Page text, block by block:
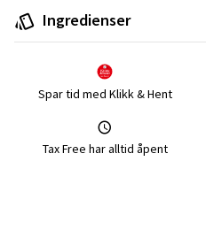
Ingredienser
Spar tid med Klikk & Hent
Tax Free har alltid åpent